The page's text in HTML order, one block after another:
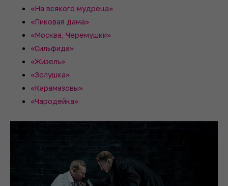
«На всякого мудреца»
«Пиковая дама»
«Москва, Черемушки»
«Сильфида»
«Жизель»
«Золушка»
«Карамазовы»
«Чародейка»